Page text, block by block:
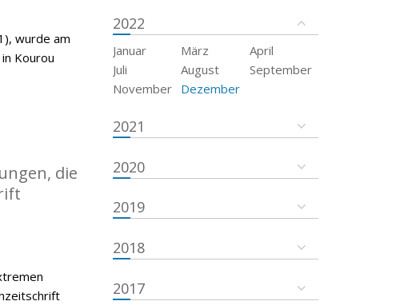
wurde am
Kourou
die
2022
Januar März
April
Juli
August
September
November
Dezember
2021
2020
2019
2018
2017